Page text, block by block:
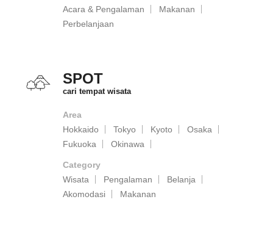
Acara & Pengalaman
Makanan
Perbelanjaan
SPOT
cari tempat wisata
Area
Hokkaido
Tokyo Kyoto
Osaka
Fukuoka
Okinawa
Category
Wisata
Pengalaman
Belanja
Akomodasi
Makanan